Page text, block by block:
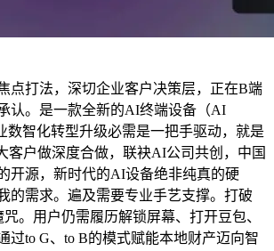
打法，深切企业客户决策层，正在B端
认。是一款全新的AI终端设备（AI
数智化转型升级必需是一把手驱动，就是
客户做深度合做，联袂AI公司共创，中国
开源，新时代的AI设备绝非纯真的硬
的需求。遍及需要专业手艺支撑。打破
。用户仍需履历解锁屏幕、打开豆包、
过to G、to B的模式赋能本地财产迈向智